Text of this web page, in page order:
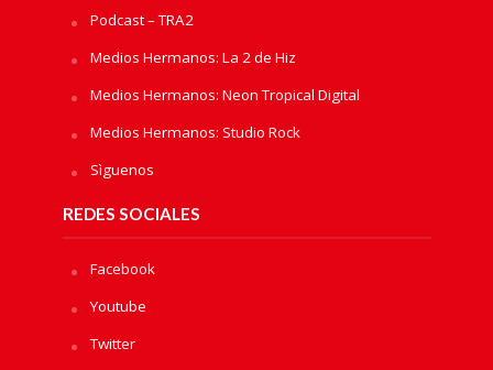
Podcast – TRA2
Medios Hermanos: La 2 de Hiz
Medios Hermanos: Neon Tropical Digital
Medios Hermanos: Studio Rock
Sìguenos
REDES SOCIALES
Facebook
Youtube
Twitter